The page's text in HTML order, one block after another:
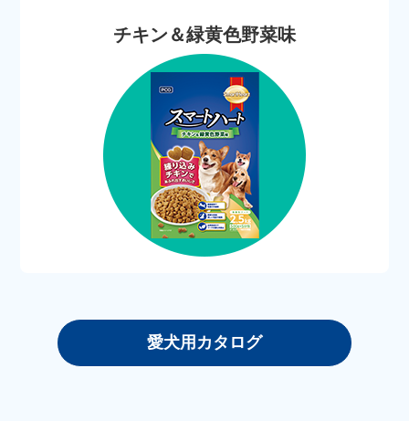
チキン＆緑黄色野菜味
愛犬用カタログ